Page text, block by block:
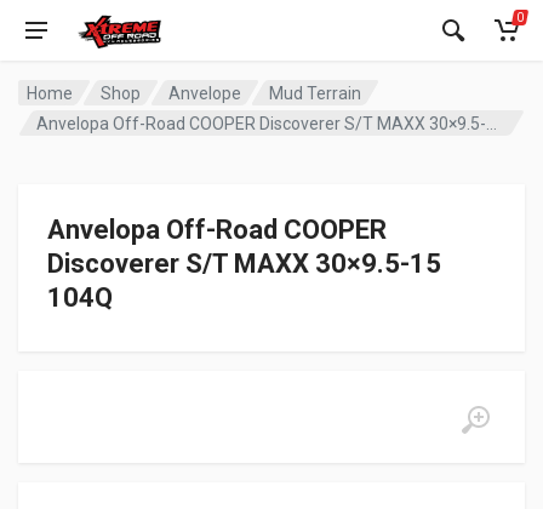
0
Home Shop Anvelope
Mud Terrain
Anvelopa Off-Road COOPER
Discoverer S/T MAXX 30×9.5-15
104Q